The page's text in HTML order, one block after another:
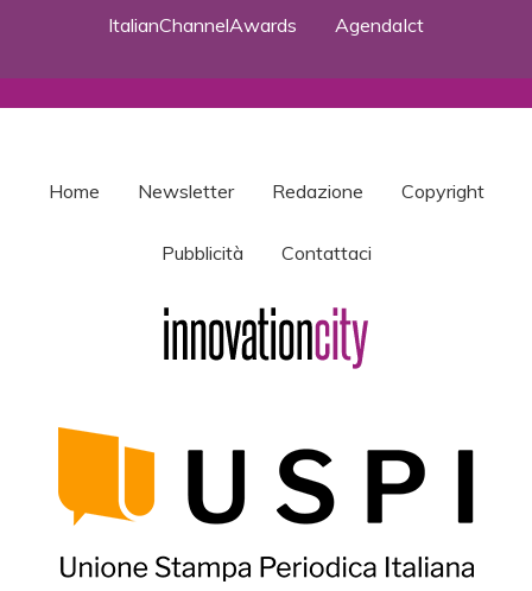
ItalianChannelAwards
AgendaIct
Home Newsletter Redazione Copyright
Pubblicità Contattaci